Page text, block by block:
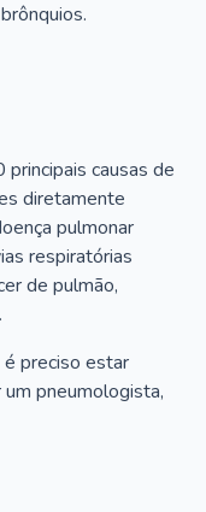
causas de
diretamente
pulmonar
respiratórias
de pulmão,
preciso estar
pneumologista,